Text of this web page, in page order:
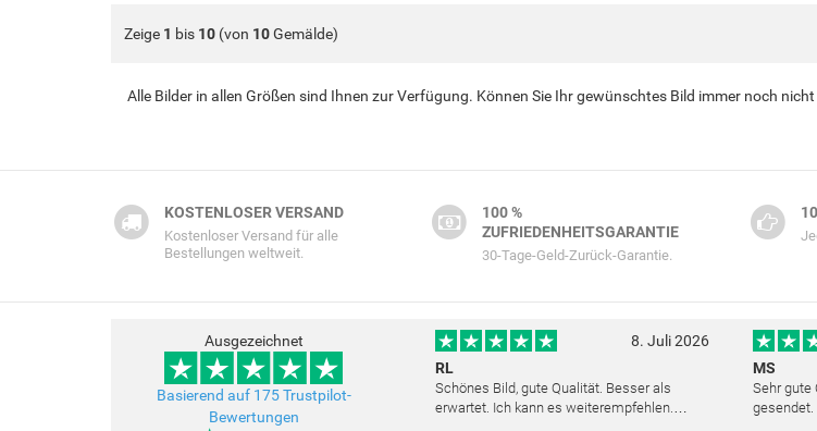
Zeige 1 bis 10 (von 10Gemälde)
Alle Bilder in allen Größen sind Ihnen zur Verfügung. Können Sie Ihr gewünschtes Bild immer noch
KOSTENLOSER VERSAND
Kostenloser Versand für alle
Bestellungen weltweit.
100 %
ZUFRIEDENHEITSGARANTIE
30-Tage-Geld-Zurück-Garantie.
Ausgezeichnet
Basierend auf 175 Trustpilot-
Bewertungen
8. Juli 2026
RL
Schönes Bild, gute Qualität. Besser als
erwartet. Ich kann es weiterempfehlen.
MS
Sehr gute
gesendet.